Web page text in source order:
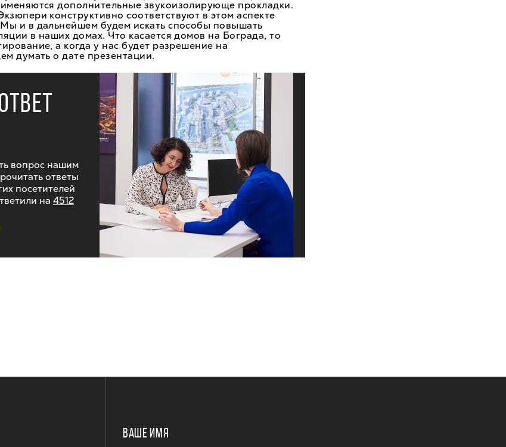
дополнительные звукоизолирующе прокладки.
конструктивно соответствуют в этом аспекте
и в дальнейшем будем искать способы повышать
в наших домах. Что касается домов на Бограда, то
а когда у нас будет разрешение на
думать о дате презентации.
вопрос нашим
ответы
посетителей
на 4512
ВАШЕ ИМЯ